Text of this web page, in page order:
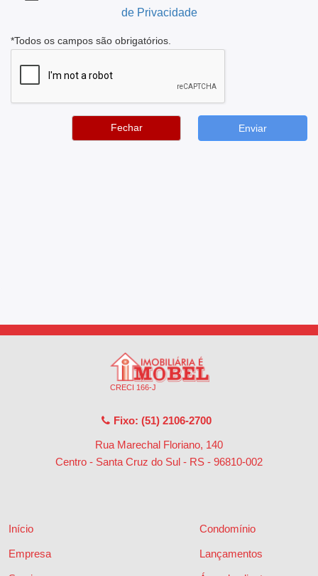
de Privacidade
*Todos os campos são obrigatórios.
Fechar
CRECI 166-J
Fixo: (51) 2106-2700
Rua Marechal Floriano, 140
Centro - Santa Cruz do Sul - RS - 96810-002
Início
Empresa
Condomínio
Lançamentos